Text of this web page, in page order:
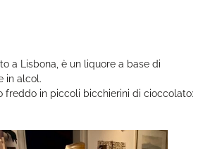
a Lisbona, è un liquore a base di
in alcol.
freddo in piccoli bicchierini di cioccolato: